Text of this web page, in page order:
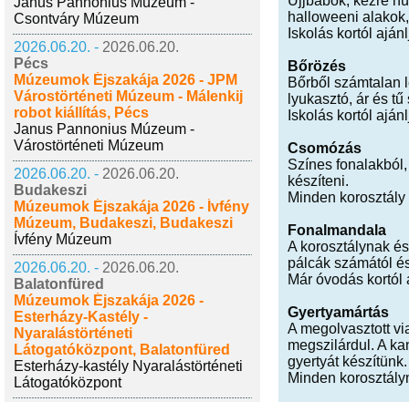
Csontváry Múzeum
2026.06.20. - 2026.06.20.
Pécs
Múzeumok Éjszakája 2026 - JPM
Várostörténeti Múzeum - Málenkij
robot kiállítás, Pécs
Janus Pannonius Múzeum -
Várostörténeti Múzeum
2026.06.20. - 2026.06.20.
Budakeszi
Múzeumok Éjszakája 2026 - Ívfény
Múzeum, Budakeszi, Budakeszi
Ívfény Múzeum
2026.06.20. - 2026.06.20.
Balatonfüred
Múzeumok Éjszakája 2026 -
Esterházy-Kastély -
Nyaralástörténeti
Látogatóközpont, Balatonfüred
Esterházy-kastély Nyaralástörténeti
Látogatóközpont
halloweeni
Iskolás kortól
Bőrözés
Bőrből számtalan
lyukasztó, ár és
Iskolás kortól
Csomózás
Színes
készíteni.
Minden
Fonalmandala
A korosztálynak
pálcák számától
Már óvodás
Gyertyamártás
A megolvasztott
megszilárdul. A
gyertyát készítünk.
Minden